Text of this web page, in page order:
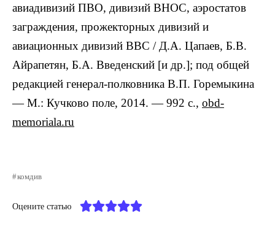
авиадивизий ПВО, дивизий ВНОС, аэростатов
заграждения, прожекторных дивизий и
авиационных дивизий ВВС / Д.А. Цапаев, Б.В.
Айрапетян, Б.А. Введенский [и др.]; под общей
редакцией генерал-полковника В.П. Горемыкина
— М.: Кучково поле, 2014. — 992 с., obd-
memoriala.ru
комдив
Оцените статью